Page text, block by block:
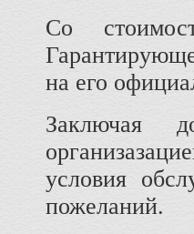
Со
на его
Заключая
условия
пожеланий.